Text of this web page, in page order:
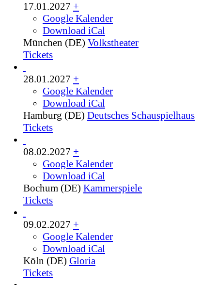
17.01.2027 +
Google Kalender
Download iCal
München (DE) Volkstheater
Tickets
28.01.2027 +
Google Kalender
Download iCal
Hamburg (DE) Deutsches Schauspielhaus
Tickets
08.02.2027 +
Google Kalender
Download iCal
Bochum (DE) Kammerspiele
Tickets
09.02.2027 +
Google Kalender
Download iCal
Köln (DE) Gloria
Tickets